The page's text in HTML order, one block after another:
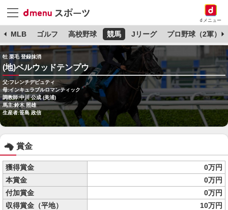
dメニュー
MLB ゴルフ 高校野球 競馬 Jリーグ プロ野球（2軍）
牡 栗毛 登録抹消
(地)ベルウッドテンプウ
父:フレンチデピュティ
母:インキュラブルロマンティック
調教師:中川 公成 (美浦)
馬主:鈴木 照雄
生産者:笹島 政信
賞金
獲得賞金
0万円
本賞金
0万円
付加賞金
0万円
収得賞金（平地）
10万円